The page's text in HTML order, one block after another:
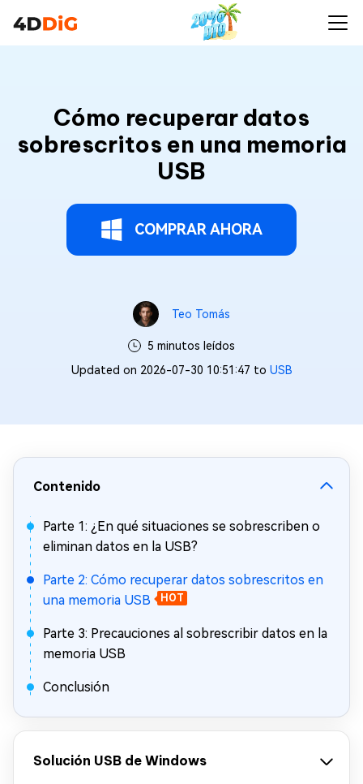
Cómo recuperar datos
sobrescritos en una memoria
USB
COMPRAR AHORA
Teo Tomás
5 minutos leídos
Updated on 2026-07-30 10:51:47 to USB
Contenido
Parte 1: ¿En qué situaciones se sobrescriben o
eliminan datos en la USB?
Parte 2: Cómo recuperar datos sobrescritos en
una memoria USB
HOT
Parte 3: Precauciones al sobrescribir datos en la
memoria USB
Conclusión
Solución USB de Windows